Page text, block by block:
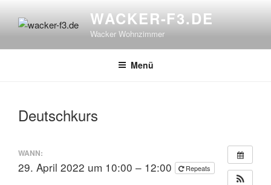
Inhalt
WACKER-F3.DE
Wacker Wohnzimmer
Menü
Deutschkurs
WANN:
29. April 2022 um 10:00 – 12:00 Repeats